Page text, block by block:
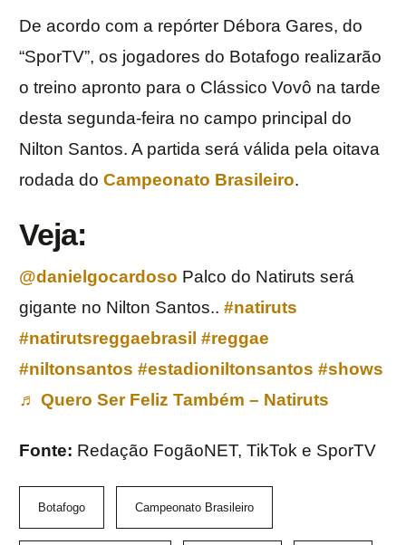
De acordo com a repórter Débora Gares, do
“SporTV”, os jogadores do Botafogo realizarão
o treino apronto para o Clássico Vovô na tarde
desta segunda-feira no campo principal do
Nilton Santos. A partida será válida pela oitava
rodada do Campeonato Brasileiro.
Veja:
@danielgocardoso Palco do Natiruts será
gigante no Nilton Santos.. #natiruts
#natirutsreggaebrasil #reggae
#niltonsantos #estadioniltonsantos #shows
♬ Quero Ser Feliz Também – Natiruts
Fonte: Redação FogãoNET, TikTok e SporTV
Botafogo Campeonato Brasileiro